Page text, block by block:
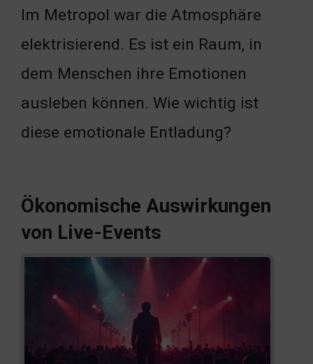
Im Metropol war die Atmosphäre
elektrisierend. Es ist ein Raum, in
dem Menschen ihre Emotionen
ausleben können. Wie wichtig ist
diese emotionale Entladung?
Ökonomische Auswirkungen
von Live-Events